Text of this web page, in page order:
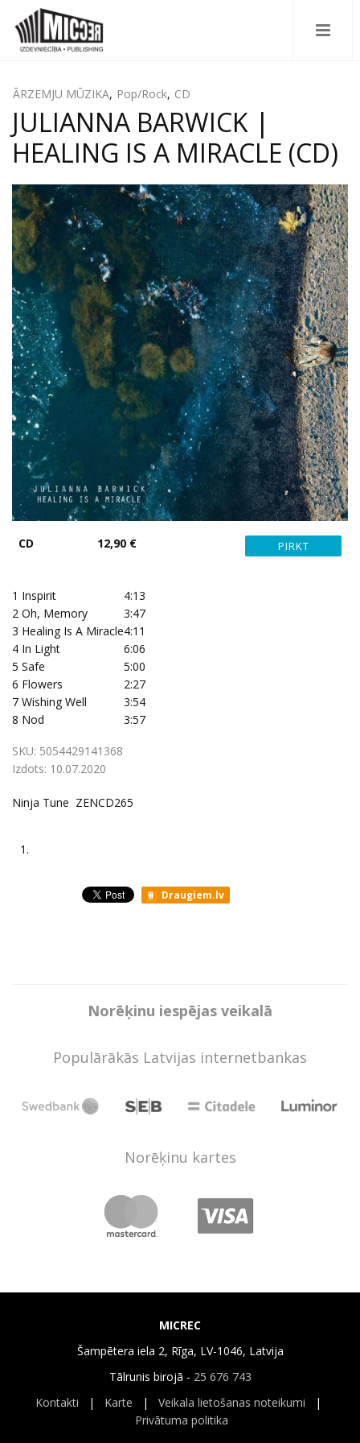
ĀRZEMJU MŪZIKA, Pop/Rock, CD
JULIANNA BARWICK |
HEALING IS A MIRACLE (CD)
CD 12,90 €
1 Inspirit
4:13
2 Oh, Memory
3:47
3 Healing Is A Miracle4:11
4 In Light
6:06
5 Safe
5:00
6 Flowers
2:27
7 Wishing Well
3:54
8 Nod 3:57
SKU: 5054429141368
Izdots: 10.07.2020
Ninja Tune ZENCD265
1.
Draugiem.lv
Norēķinu iespējas veikalā
Populārākās Latvijas internetbankas
Norēķinu kartes
MICREC
Šampētera iela 2, Rīga, LV-1046, Latvija
Tālrunis birojā - 25 676 743
Kontakti | Karte | Veikala lietošanas noteikumi |
Privātuma politika